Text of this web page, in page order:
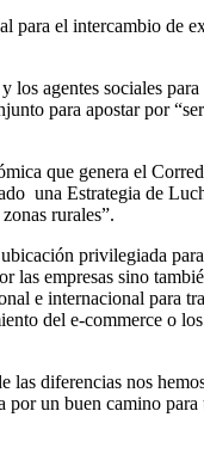
para el intercambio de
agentes sociales
para apostar por
que genera el
una Estrategia de
rurales”.
privilegiada
las empresas sino
e internacional para
del e-commerce o
las diferencias nos
por un buen camino